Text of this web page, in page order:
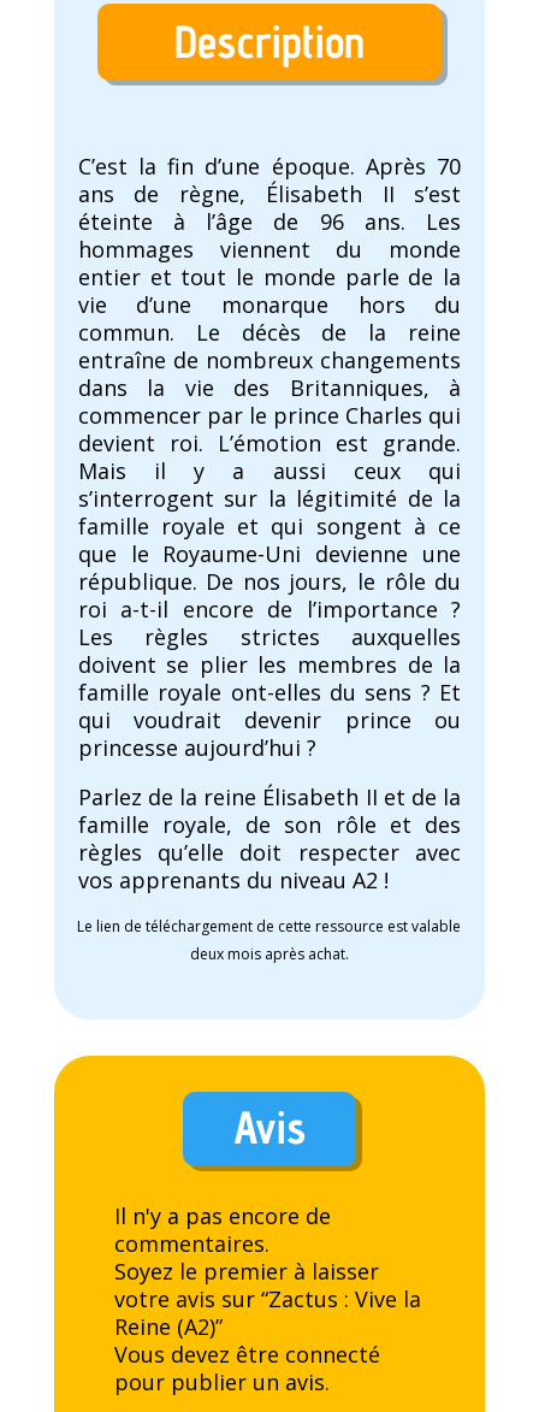
Description
C’est la fin d’une époque. Après 70
ans de règne, Élisabeth II s’est
éteinte à l’âge de 96 ans. Les
hommages viennent du monde
entier et tout le monde parle de la
vie d’une monarque hors du
commun. Le décès de la reine
entraîne de nombreux changements
dans la vie des Britanniques, à
commencer par le prince Charles qui
devient roi. L’émotion est grande.
Mais il y a aussi ceux qui
s’interrogent sur la légitimité de la
famille royale et qui songent à ce
que le Royaume-Uni devienne une
république. De nos jours, le rôle du
roi a-t-il encore de l’importance ?
Les règles strictes auxquelles
doivent se plier les membres de la
famille royale ont-elles du sens ? Et
qui voudrait devenir prince ou
princesse aujourd’hui ?
Parlez de la reine Élisabeth II et de la
famille royale, de son rôle et des
règles qu’elle doit respecter avec
vos apprenants du niveau A2 !
Le lien de téléchargement de cette ressource est valable
deux mois après achat.
Avis
Il n'y a pas encore de
commentaires.
Soyez le premier à laisser
votre avis sur “Zactus : Vive la
Reine (A2)”
Vous devez être connecté
pour publier un avis.